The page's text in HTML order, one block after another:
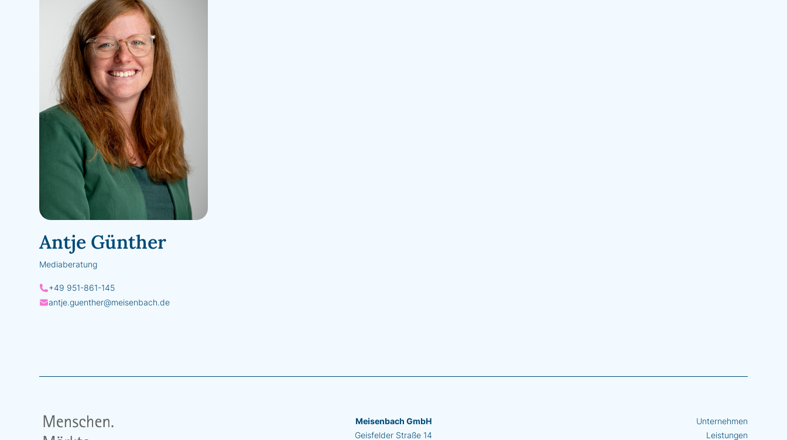
Antje Günther
Mediaberatung
+49 951-861-145
antje.guenther@meisenbach.de
Meisenbach GmbH
Geisfelder Straße 14
Unternehmen
Leistungen